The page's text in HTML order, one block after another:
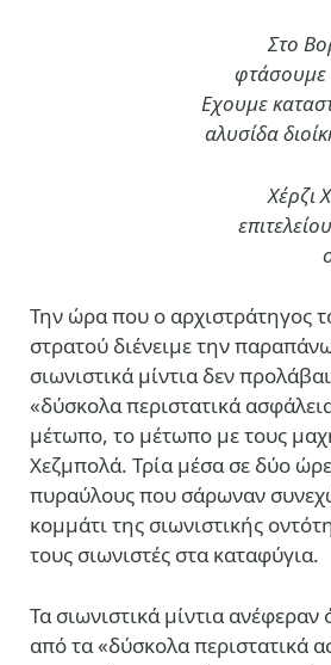
Στο
φτάσουμε
Εχουμε
αλυσίδα
Χέρζι
Την ώρα που ο αρχιστράτηγος
στρατού διένειμε την
σιωνιστικά μίντια δεν
«δύσκολα περιστατικά
μέτωπο, το μέτωπο με τους
Χεζμπολά. Τρία μέσα σε δύο
πυραύλους που σάρωναν
κομμάτι της σιωνιστικής
τους σιωνιστές στα καταφύγια.
Τα σιωνιστικά μίντια ανέφεραν
από τα «δύσκολα περιστατικά